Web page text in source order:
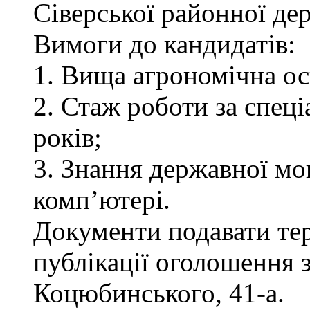
Сіверської районної
Вимоги до кандидатів:
1. Вища агрономічна
2. Стаж роботи за
років;
3. Знання державної
комп’ютері.
Документи подавати
публікації оголошення
Коцюбинського, 41-а.